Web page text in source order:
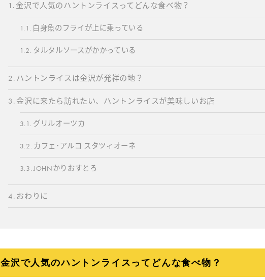
金沢で人気のハントンライスってどんな食べ物？
白身魚のフライが上に乗っている
タルタルソースがかかっている
ハントンライスは金沢が発祥の地？
金沢に来たら訪れたい、ハントンライスが美味しいお店
グリルオーツカ
カフェ･アルコ スタツィオーネ
JOHNかりおすとろ
おわりに
金沢で人気のハントンライスってどんな食べ物？